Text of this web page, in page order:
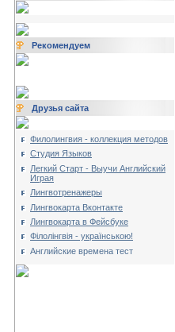
Рекомендуем
Друзья сайта
Филолингвия - коллекция методов
Студия Языков
Легкий Старт - Выучи Английский
Играя
Лингвотренажеры
Лингвокарта Вконтакте
Лингвокарта в Фейсбуке
Філолінгвія - українською!
Английские времена тест